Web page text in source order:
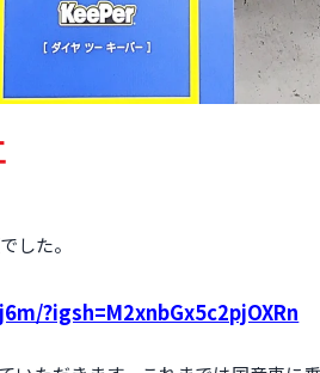
した。
?igsh=M2xnbGx5c2pjOXRn